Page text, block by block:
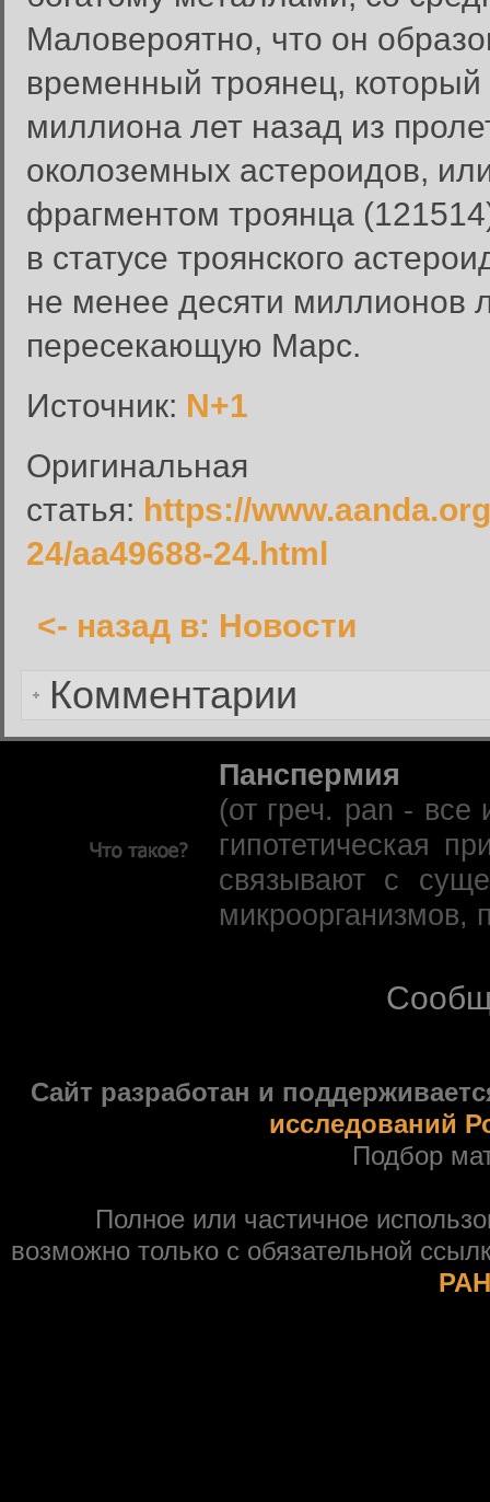
Маловероятно, что он
временный троянец,
миллиона лет назад из
околоземных астероидов,
фрагментом троянца
в статусе троянского
не менее десяти миллионов
пересекающую Марс.
Источник: N+1
Оригинальная
статья: https://
24/aa49688-24.html
<- назад в: Новости
Комментарии
Введите имя пользователя и
Вход в систему
Пароль:
Забыли пароль?
Панспермия
(от греч. pan -
гипотетическая
связывают с
Сайт разработан и
исследований
Подбор
Полное или частичное
возможно только с обязательной